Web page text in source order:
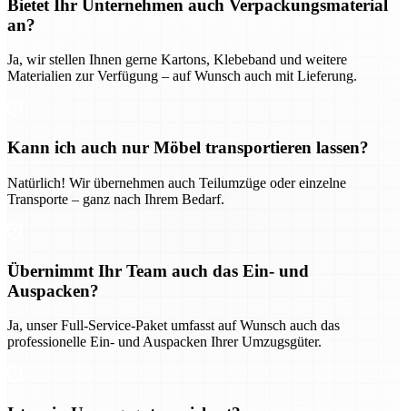
Bietet Ihr Unternehmen auch Verpackungsmaterial
an?
Ja, wir stellen Ihnen gerne Kartons, Klebeband und weitere
Materialien zur Verfügung – auf Wunsch auch mit Lieferung.
Kann ich auch nur Möbel transportieren lassen?
Natürlich! Wir übernehmen auch Teilumzüge oder einzelne
Transporte – ganz nach Ihrem Bedarf.
Übernimmt Ihr Team auch das Ein- und
Auspacken?
Ja, unser Full-Service-Paket umfasst auf Wunsch auch das
professionelle Ein- und Auspacken Ihrer Umzugsgüter.